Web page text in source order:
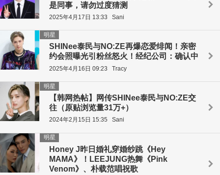
是同事，请勿过度猜测
2025年4月17日 13:33 Sani
SHINee泰民与NO:ZE再爆恋爱绯闻！亲密
约会照曝光引粉丝怒火！经纪公司：确认中
明星
2025年4月16日 09:23 Tracy
【韩网热帖】网传SHINee泰民与NO:ZE交
往（原贴浏览量31万+）
明星
2024年2月15日 15:35 Sani
Honey J昨日婚礼穿婚纱跳《Hey
MAMA》！LEEJUNG热舞《Pink
Venom》、朴载范唱祝歌
明星